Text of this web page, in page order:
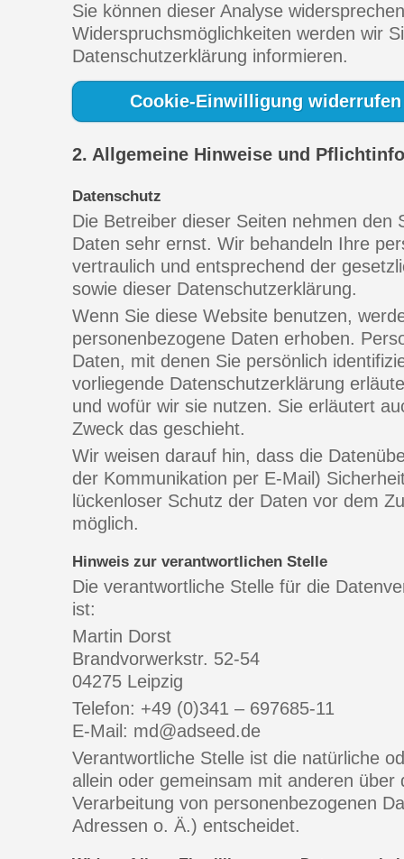
Sie können dieser Analyse
Widerspruchsmöglichkeiten werden wir
Datenschutzerklärung informieren.
Cookie-Einwilligung widerrufen
2. Allgemeine Hinweise und
Datenschutz
Die Betreiber dieser Seiten nehmen den
Daten sehr ernst. Wir behandeln Ihre
vertraulich und entsprechend der
sowie dieser Datenschutzerklärung.
Wenn Sie diese Website benutzen,
personenbezogene Daten erhoben.
Daten, mit denen Sie persönlich
vorliegende Datenschutzerklärung
und wofür wir sie nutzen. Sie erläutert
Zweck das geschieht.
Wir weisen darauf hin, dass die
der Kommunikation per E-Mail)
lückenloser Schutz der Daten vor dem
möglich.
Hinweis zur verantwortlichen Stelle
Die verantwortliche Stelle für die
ist:
Martin Dorst
Brandvorwerkstr. 52-54
04275 Leipzig
Telefon: +49 (0)341 – 697685-11
E-Mail: md@adseed.de
Verantwortliche Stelle ist die natürliche
allein oder gemeinsam mit anderen über
Verarbeitung von personenbezogenen
Adressen o. Ä.) entscheidet.